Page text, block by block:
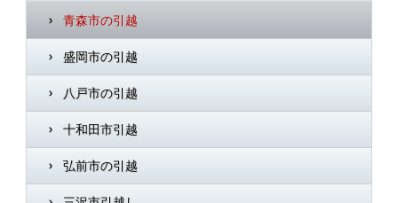
青森市の引越
盛岡市の引越
八戸市の引越
十和田市引越
弘前市の引越